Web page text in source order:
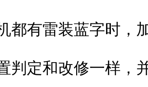
都有雷装蓝字时，
判定和改修一样，